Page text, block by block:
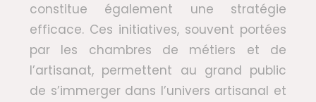
constitue également une stratégie
efficace. Ces initiatives, souvent portées
par les chambres de métiers et de
l’artisanat, permettent au grand public
de s’immerger dans l’univers artisanal et